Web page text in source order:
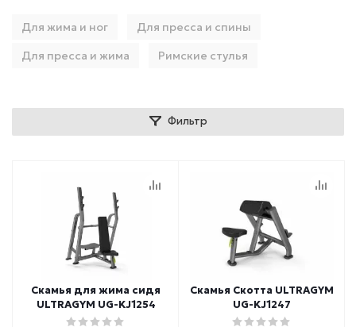
Для жима и ног
Для пресса и спины
Для пресса и жима
Римские стулья
Фильтр
Скамья для жима сидя
ULTRAGYM UG-KJ1254
Скамья Скотта ULTRAGYM
UG-KJ1247